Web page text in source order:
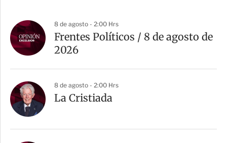
8 de agosto - 2:00 Hrs
Frentes Políticos / 8 de agosto de
2026
8 de agosto - 2:00 Hrs
La Cristiada